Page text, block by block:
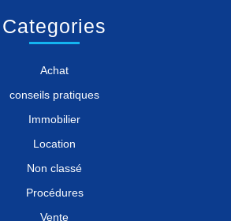
Categories
Achat
conseils pratiques
Immobilier
Location
Non classé
Procédures
Vente